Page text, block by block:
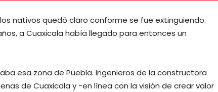
nativos quedó claro conforme se fue extinguiendo.
a Cuaxicala había llegado para entonces un
esa zona de Puebla. Ingenieros de la constructora
de Cuaxicala y -en línea con la visión de crear valor